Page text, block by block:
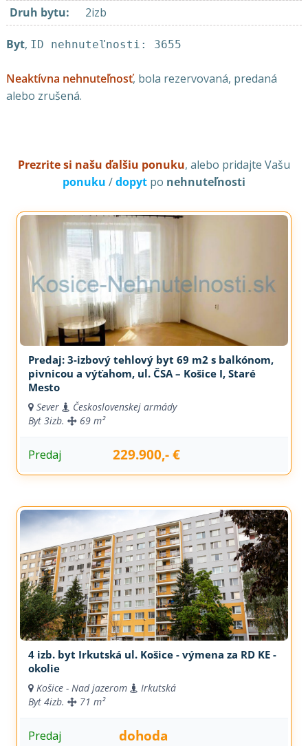
Druh bytu: 2izb
Byt, ID nehnuteľnosti: 3655
Neaktívna nehnuteľnosť, bola rezervovaná, predaná
alebo zrušená.
Prezrite si našu ďalšiu ponuku, alebo pridajte Vašu
ponuku /dopyt po nehnuteľnosti
Predaj: 3-izbový tehlový byt 69 m2 s balkónom,
pivnicou a výťahom, ul. ČSA – Košice I, Staré
Mesto
Sever
Československej armády
Byt 3izb. 69 m²
Predaj 229.900,- €
4 izb. byt Irkutská ul. Košice - výmena za RD KE -
okolie
Košice - Nad jazerom
Irkutská
Byt 4izb. 71 m²
Predaj dohoda